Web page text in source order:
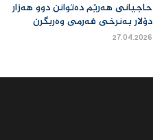
حاجیانی هەرێم دەتوانن دوو هەزار
دۆلار بەنرخی فەرمی وەربگرن
27.04.2026